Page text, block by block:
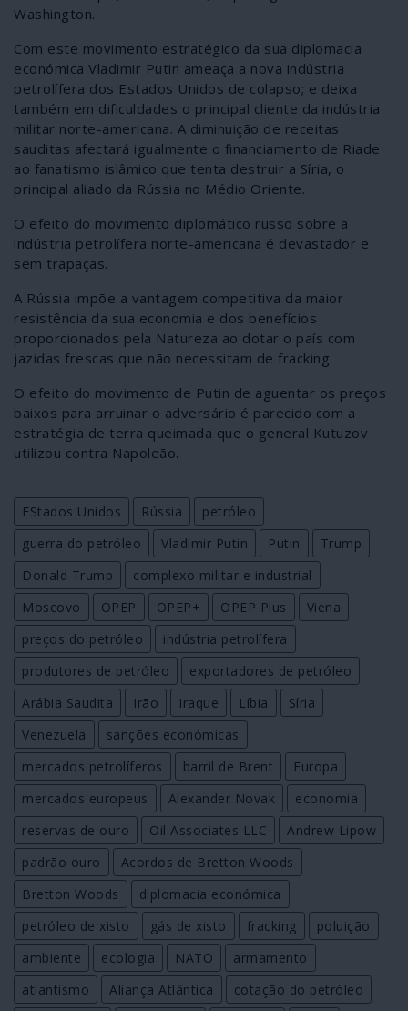
Washington.
Com este movimento estratégico da sua diplomacia
económica Vladimir Putin ameaça a nova indústria
petrolífera dos Estados Unidos de colapso; e deixa
também em dificuldades o principal cliente da indústria
militar norte-americana. A diminuição de receitas
sauditas afectará igualmente o financiamento de Riade
ao fanatismo islâmico que tenta destruir a Síria, o
principal aliado da Rússia no Médio Oriente.
O efeito do movimento diplomático russo sobre a
indústria petrolífera norte-americana é devastador e
sem trapaças.
A Rússia impõe a vantagem competitiva da maior
resistência da sua economia e dos benefícios
proporcionados pela Natureza ao dotar o país com
jazidas frescas que não necessitam de fracking.
O efeito do movimento de Putin de aguentar os preços
baixos para arruinar o adversário é parecido com a
estratégia de terra queimada que o general Kutuzov
utilizou contra Napoleão.
EStados Unidos Rússia
petróleo
guerra do petróleo
Vladimir Putin Putin
Trump
Donald Trump
complexo militar e industrial
Moscovo
OPEP OPEP+ OPEP Plus
Viena
preços do petróleo
indústria petrolífera
produtores de petróleo
exportadores de petróleo
Arábia Saudita
Irão Iraque Líbia
Síria
Venezuela
sanções económicas
mercados petrolíferos
barril de Brent
Europa
mercados europeus
Alexander Novak
economia
reservas de ouro
Oil Associates LLC
Andrew Lipow
padrão ouro
Acordos de Bretton Woods
Bretton Woods
diplomacia económica
petróleo de xisto
gás de xisto fracking
poluição
ambiente
ecologia NATO
armamento
atlantismo
Aliança Atlântica
cotação do petróleo